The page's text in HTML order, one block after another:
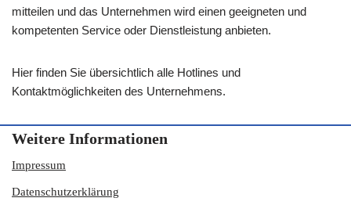
mitteilen und das Unternehmen wird einen geeigneten und
kompetenten Service oder Dienstleistung anbieten.
Hier finden Sie übersichtlich alle Hotlines und
Kontaktmöglichkeiten des Unternehmens.
Weitere Informationen
Impressum
Datenschutzerklärung